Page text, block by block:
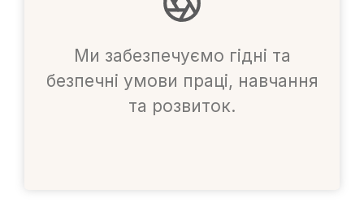
Ми забезпечуємо гідні та
безпечні умови праці, навчання
та розвиток.